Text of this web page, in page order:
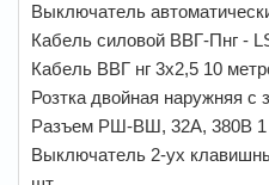
Выключатель
Кабель силовой ВВГ-Пнг -
Кабель ВВГ нг 3х2,5 10
Розтка двойная наружняя с
Разъем РШ-ВШ, 32А, 380В 1
Выключатель 2-ух